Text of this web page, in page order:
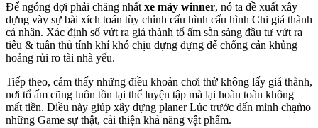
Để ngóng đợi phải chăng nhất xe máy winner, nó ta đề xuất xây
dựng vày sự bài xích toán tùy chỉnh cấu hình cấu hình Chi giá thành
cá nhân. Xác định số vứt ra giá thành tổ ấm sẵn sàng đầu tư vứt ra
tiêu & tuân thủ tính khí khó chịu đựng đựng để chống cản khủng
hoảng rủi ro tài nhà yếu.
Tiếp theo, cảm thấy những điều khoản chơi thử không lấy giá thành,
nơi tổ ấm cũng luôn tồn tại thể luyện tập mà lại hoàn toàn không
mất tiền. Điều này giúp xây dựng planer Lúc trước dấn mình chạm̀o
những Game sự thật, cải thiện khả năng vật phẩm.